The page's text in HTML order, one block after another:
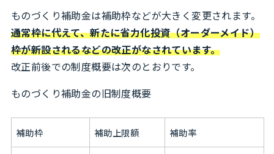
ものづくり補助金は補助枠などが大きく変更されます。
通常枠に代えて、新たに省力化投資（オーダーメイド）
枠が新設されるなどの改正がなされています。
改正前後での制度概要は次のとおりです。
ものづくり補助金の旧制度概要
補助枠 補助上限額 補助率